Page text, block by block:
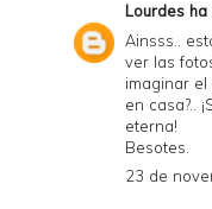
Lourdes ha
Ainsss..
ver las
imaginar
en casa?..
eterna!
Besotes.
23 de